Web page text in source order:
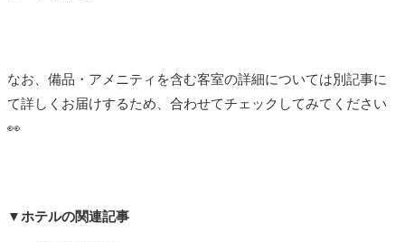
なお、備品・アメニティを含む客室の詳細については別記事に
て詳しくお届けするため、合わせてチェックしてみてください
👀
▼ホテルの関連記事